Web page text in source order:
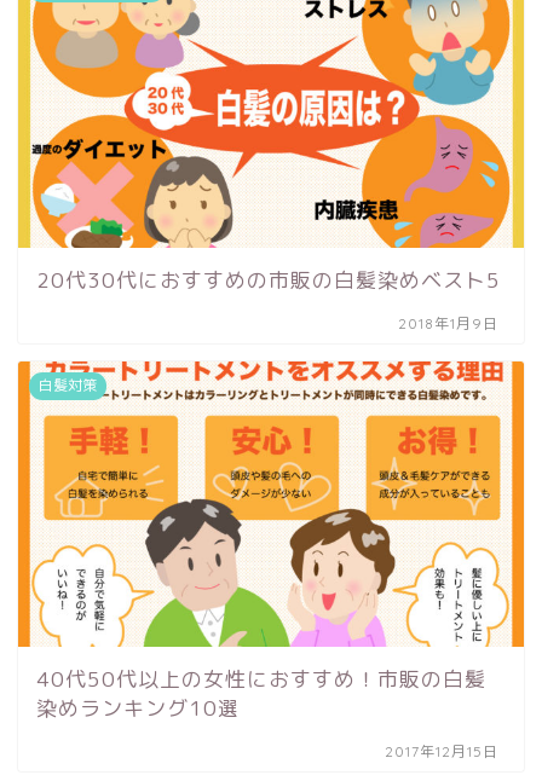
20代30代におすすめの市販の白髪染めベスト5
2018年1月9日
白髪対策
40代50代以上の女性におすすめ！市販の白髪
染めランキング10選
2017年12月15日